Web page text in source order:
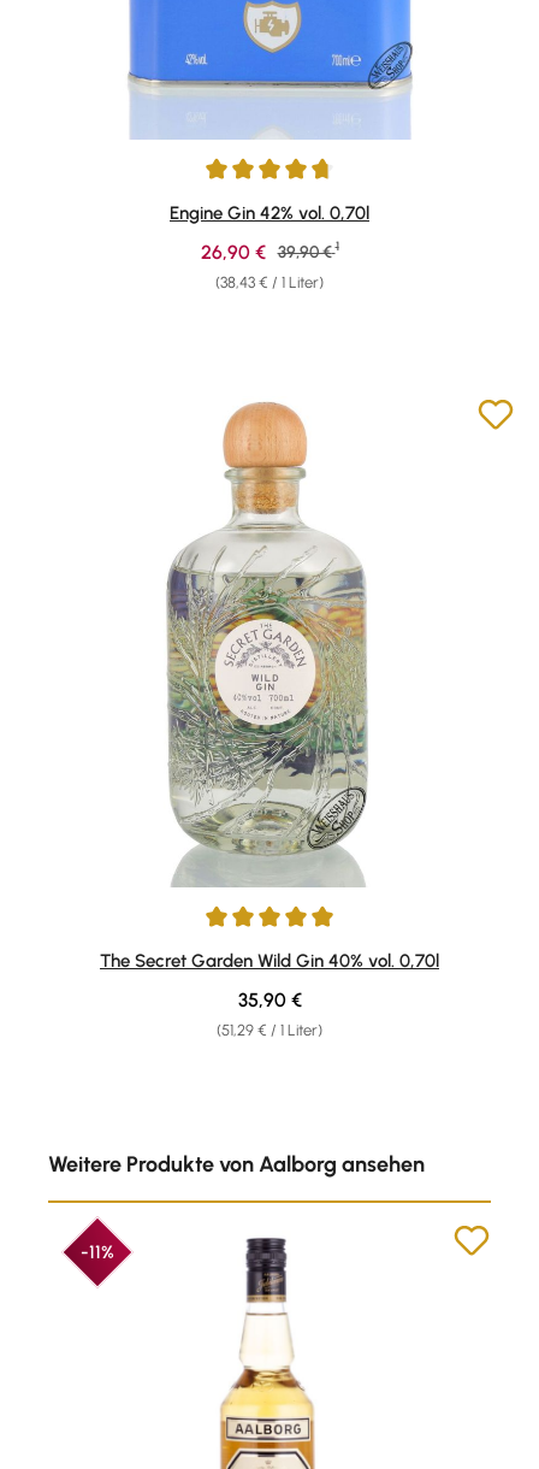
Durchschnittliche Bewertung von 4.73 von 5 Sternen
Engine Gin 42% vol. 0,70l
(38,43 € / 1 Liter)
Verkaufspreis:
26,90 € Regulärer Preis:
39,90 € 1
Durchschnittliche Bewertung von 5 von 5 Sternen
The Secret Garden Wild Gin 40% vol. 0,70l
(51,29 € / 1 Liter)
Regulärer Preis:
35,90 €
Weitere Produkte von Aalborg ansehen
-11%